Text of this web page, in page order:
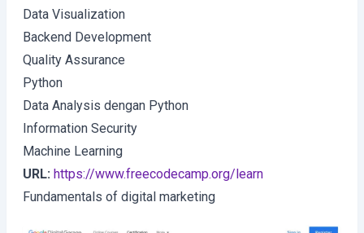
Data Visualization
Backend Development
Quality Assurance
Python
Data Analysis dengan Python
Information Security
Machine Learning
URL: https://www.freecodecamp.org/learn
Fundamentals of digital marketing